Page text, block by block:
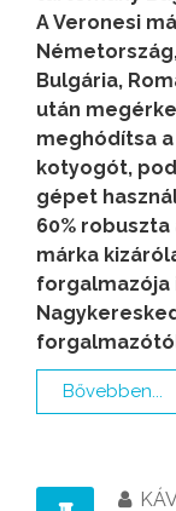
A Veronesi
Bulgária,
után
meghódítsa
kotyogót,
gépet
60%
márka
forgalmazója
Bővebben...